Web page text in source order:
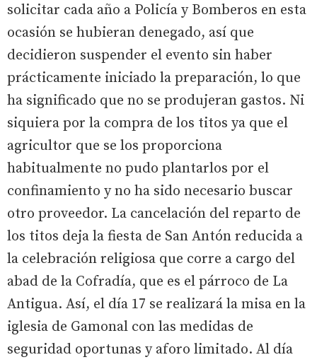
solicitar cada año a Policía y Bomberos en esta
ocasión se hubieran denegado, así que
decidieron suspender el evento sin haber
prácticamente iniciado la preparación, lo que
ha significado que no se produjeran gastos. Ni
siquiera por la compra de los titos ya que el
agricultor que se los proporciona
habitualmente no pudo plantarlos por el
confinamiento y no ha sido necesario buscar
otro proveedor. La cancelación del reparto de
los titos deja la fiesta de San Antón reducida a
la celebración religiosa que corre a cargo del
abad de la Cofradía, que es el párroco de La
Antigua. Así, el día 17 se realizará la misa en la
iglesia de Gamonal con las medidas de
seguridad oportunas y aforo limitado. Al día